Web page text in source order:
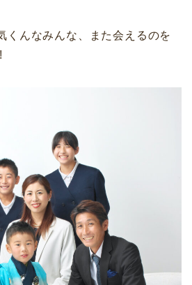
くんなみんな、また会えるのを